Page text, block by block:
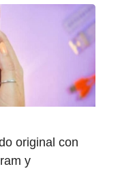
original con
y